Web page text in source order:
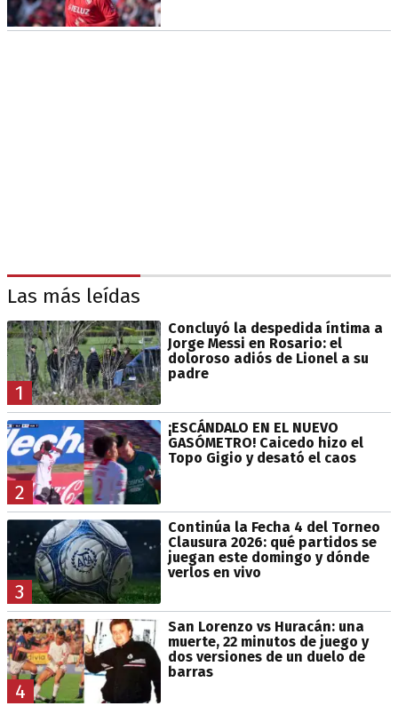
Las más leídas
1
Concluyó la despedida íntima a
Jorge Messi en Rosario: el
doloroso adiós de Lionel a su
padre
2
¡ESCÁNDALO EN EL NUEVO
GASÓMETRO! Caicedo hizo el
Topo Gigio y desató el caos
3
Continúa la Fecha 4 del Torneo
Clausura 2026: qué partidos se
juegan este domingo y dónde
verlos en vivo
4
San Lorenzo vs Huracán: una
muerte, 22 minutos de juego y
dos versiones de un duelo de
barras